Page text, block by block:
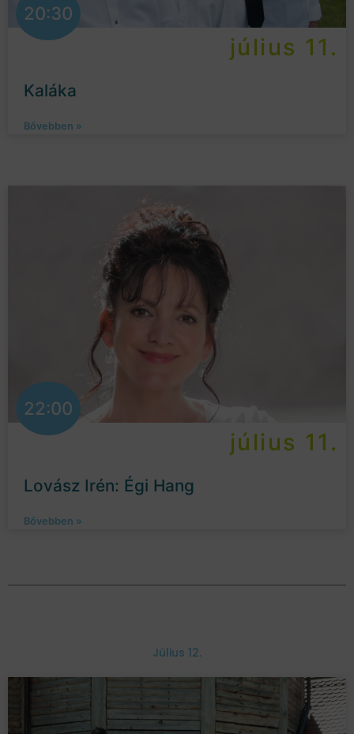
20:30
július 11.
Kaláka
Bővebben »
22:00
július 11.
Lovász Irén: Égi Hang
Bővebben »
Július 12.